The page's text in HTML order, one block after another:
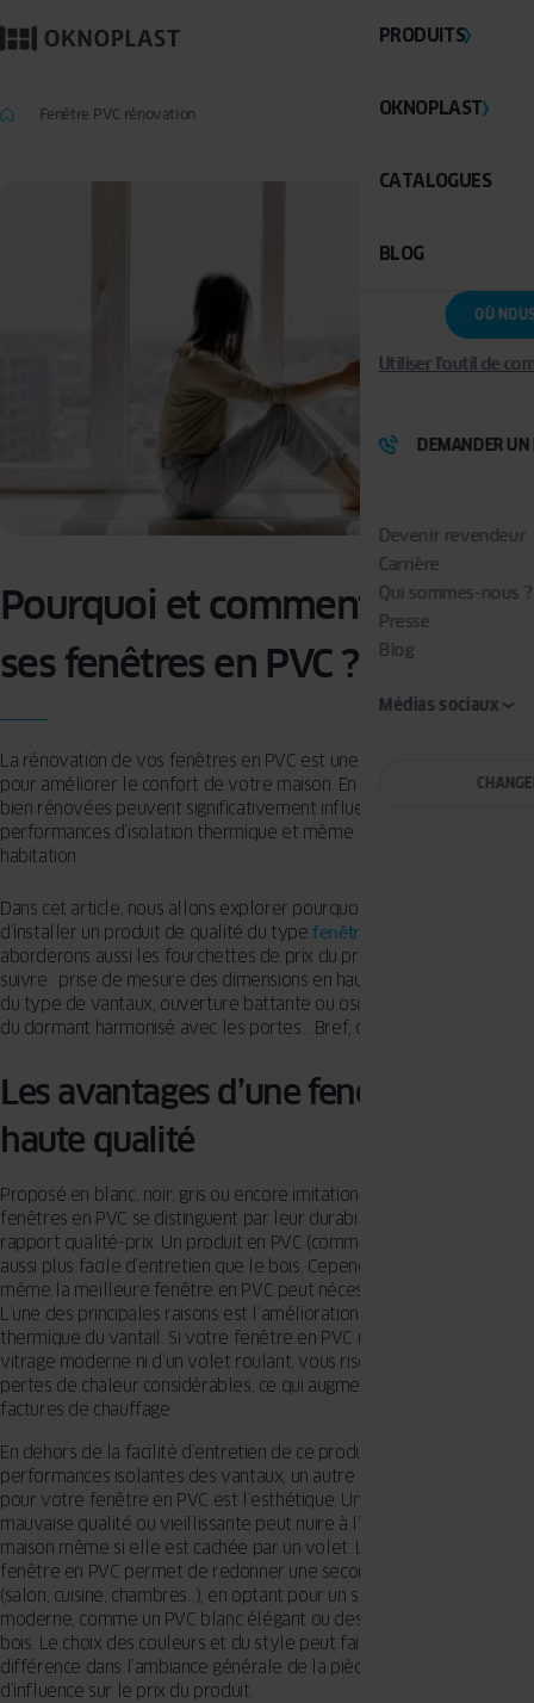
PRODUITS
OKNOPLAST
CATALOGUES
BLOG
OÙ
Utiliser l'outil de
DEMANDER UN
Devenir revendeur
Carrière
Qui sommes-nous ?
Presse
Blog
Médias sociaux
Fenêtre PVC rénovation
Pourquoi et comment rénover
ses fenêtres en PVC ?
La rénovation de vos fenêtres en PVC est une démarche essentielle
pour améliorer le confort de votre maison. En effet, des fenêtres
bien rénovées peuvent significativement influencer l’esthétique, les
performances d’isolation thermique et même la sécurité de votre
habitation.
Dans cet article, nous allons explorer pourquoi il est judicieux
d’installer un produit de qualité du typefenêtre en PVC
aborderons aussi les fourchettes de prix du projet et les étapes à
suivre : prise de mesure des dimensions en hauteur et largeur, choix
du type de vantaux, ouverture battante ou oscillo-battante, coloris
du dormant harmonisé avec les portes… Bref, on vous dit tout.
Les avantages d’une fenêtre en PVC
haute qualité
Proposé en blanc, noir, gris ou encore imitation bois ou alu… Les
fenêtres en PVC se distinguent par leur durabilité et leur excellent
rapport qualité-prix. Un produit en PVC (comme en alu d’ailleurs) est
aussi plus facile d’entretien que le bois. Cependant, avec le temps,
même la meilleure fenêtre en PVC peut nécessiter une rénovation.
L’une des principales raisons est l’amélioration de l’isolation
thermique du vantail. Si votre fenêtre en PVC ne dispose pas d’un
vitrage moderne ni d’un volet roulant, vous risquez d’avoir des
pertes de chaleur considérables, ce qui augmente le prix de vos
factures de chauffage.
En dehors de la facilité d’entretien de ce produit et des
performances isolantes des vantaux, un autre aspect à considérer
pour votre fenêtre en PVC est l’esthétique. Une fenêtre en PVC de
mauvaise qualité ou vieillissante peut nuire à l’apparence de votre
maison même si elle est cachée par un volet. La rénovation d’une
fenêtre en PVC permet de redonner une seconde vie à votre pièce
(salon, cuisine, chambres…), en optant pour un style intérieur plus
moderne, comme un PVC blanc élégant ou des finitions imitant le
bois. Le choix des couleurs et du style peut faire une grande
différence dans l’ambiance générale de la pièce avec peu
d’influence sur le prix du produit.